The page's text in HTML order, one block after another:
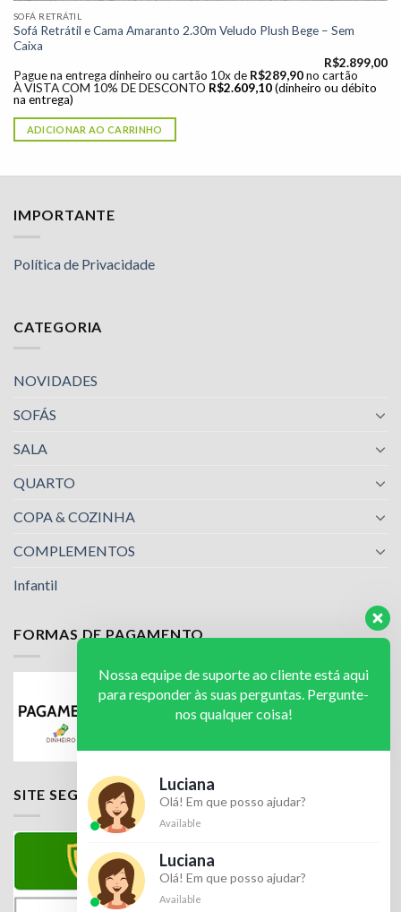
SOFÁ RETRÁTIL
Sofá Retrátil e Cama Amaranto 2.30m Veludo Plush Bege – Sem
Caixa
R$2.899,00
Pague na entrega dinheiro ou cartão 10x de R$289,90 no cartão
À VISTA COM 10% DE DESCONTO R$2.609,10 (dinheiro ou débito
na entrega)
ADICIONAR AO CARRINHO
IMPORTANTE
Política de Privacidade
CATEGORIA
NOVIDADES
SOFÁS
SALA
QUARTO
COPA & COZINHA
COMPLEMENTOS
Infantil
FORMAS DE PAGAMENTO
SITE SEGURO
Nossa equipe de suporte ao cliente está aqui
para responder às suas perguntas. Pergunte-
nos qualquer coisa!
Luciana
Olá! Em que posso ajudar?
Available
Luciana
Olá! Em que posso ajudar?
Available